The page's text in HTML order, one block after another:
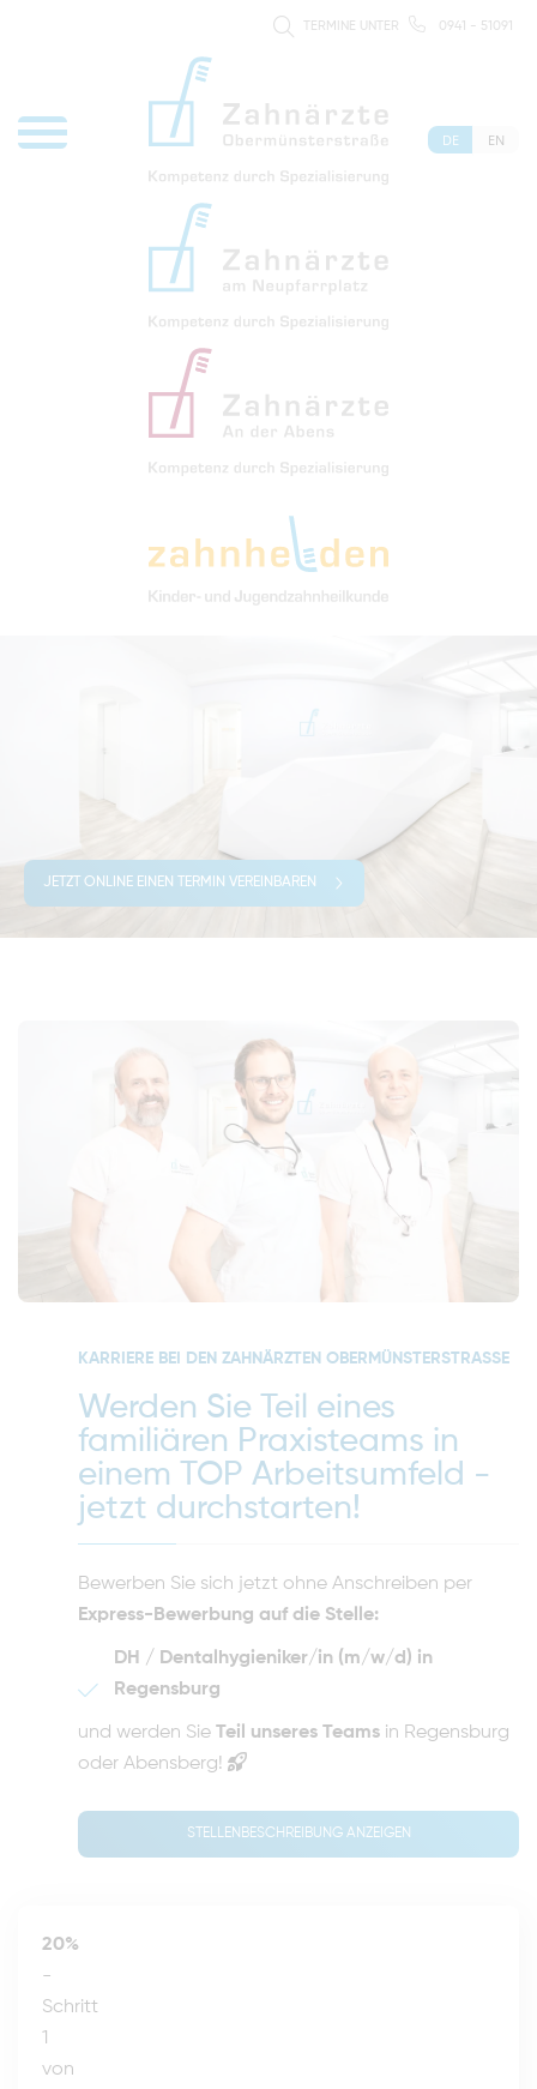
TERMINE UNTER 0941 - 51091
DE EN
JETZT ONLINE EINEN TERMIN VEREINBAREN
KARRIERE BEI DEN ZAHNÄRZTEN OBERMÜNSTERSTRASSE
Werden Sie Teil eines
familiären Praxisteams in
einem TOP Arbeitsumfeld -
jetzt durchstarten!
Bewerben Sie sich jetzt ohne Anschreiben per
Express-Bewerbung auf die Stelle:
DH / Dentalhygieniker/in (m/w/d) in
Regensburg
und werden Sie Teil unseres Teams in Regensburg
oder Abensberg!
STELLENBESCHREIBUNG ANZEIGEN
20%
-
Schritt
1
von